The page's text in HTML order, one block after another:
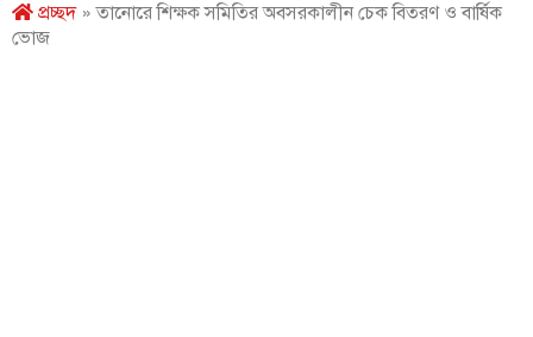
প্রচ্ছদ» তানোরে শিক্ষক সমিতির অবসরকালীন চেক বিতরণ ও বার্ষিক
ভোজ